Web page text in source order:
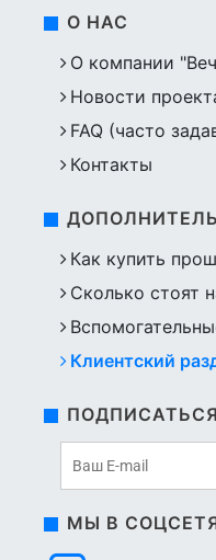
О НАС
О компании
Новости
FAQ (часто
Контакты
Как купить
Сколько стоят
Клиентский
МЫ В